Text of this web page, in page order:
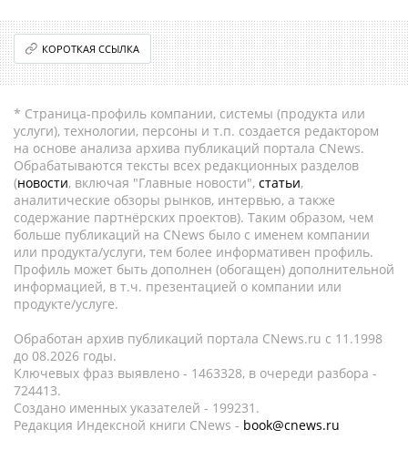
КОРОТКАЯ ССЫЛКА
* Страница-профиль компании, системы (продукта или
услуги), технологии, персоны и т.п. создается редактором
на основе анализа архива публикаций портала CNews.
Обрабатываются тексты всех редакционных разделов
(новости, включая "Главные новости", статьи,
аналитические обзоры рынков, интервью, а также
содержание партнёрских проектов). Таким образом, чем
больше публикаций на CNews было с именем компании
или продукта/услуги, тем более информативен профиль.
Профиль может быть дополнен (обогащен) дополнительной
информацией, в т.ч. презентацией о компании или
продукте/услуге.
Обработан архив публикаций портала CNews.ru c 11.1998
до 08.2026 годы.
Ключевых фраз выявлено - 1463328, в очереди разбора -
724413.
Создано именных указателей - 199231.
Редакция Индексной книги CNews - book@cnews.ru